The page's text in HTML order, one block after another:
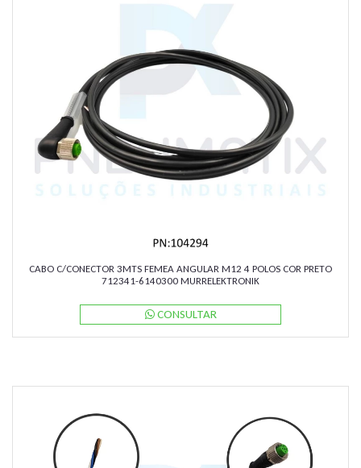
CABO C/CONECTOR 3MTS FEMEA ANGULAR M12 4 POLOS COR PRETO
712341-6140300 MURRELEKTRONIK
CONSULTAR